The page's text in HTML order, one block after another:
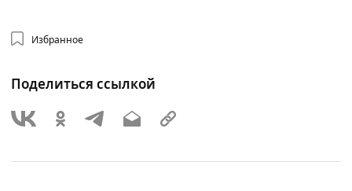
Избранное
Поделиться ссылкой